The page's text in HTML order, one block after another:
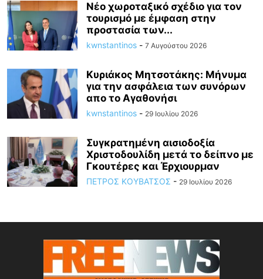
Νέο χωροταξικό σχέδιο για τον
τουρισμό με έμφαση στην
προστασία των...
kwnstantinos - 7 Αυγούστου 2026
Κυριάκος Μητσοτάκης: Mήνυμα
για την ασφάλεια των συνόρων
απο το Αγαθονήσι
kwnstantinos - 29 Ιουλίου 2026
Συγκρατημένη αισιοδοξία
Χριστοδουλίδη μετά το δείπνο με
Γκουτέρες και Έρχιουρμαν
ΠΕΤΡΟΣ ΚΟΥΒΑΤΣΟΣ - 29 Ιουλίου 2026